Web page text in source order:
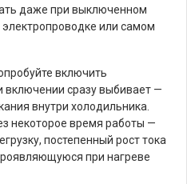
даже при выключенном
или самом
включить
включении сразу выбивает —
внутри холодильника.
некоторое время работы —
постепенный рост тока
при нагреве